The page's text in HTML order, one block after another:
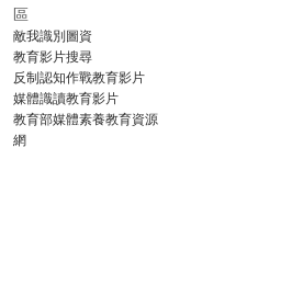
區
敵我識別圖資
教育影片搜尋
反制認知作戰教育影片
媒體識讀教育影片
教育部媒體素養教育資源
網